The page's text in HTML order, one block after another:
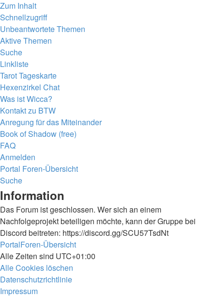
Zum Inhalt
Schnellzugriff
Unbeantwortete Themen
Aktive Themen
Suche
Linkliste
Tarot Tageskarte
Hexenzirkel Chat
Was ist Wicca?
Kontakt zu BTW
Anregung für das Miteinander
Book of Shadow (free)
FAQ
Anmelden
Portal Foren-Übersicht
Suche
Information
Das Forum ist geschlossen. Wer sich an einem
Nachfolgeprojekt beteiligen möchte, kann der Gruppe bei
Discord beitreten: https://discord.gg/SCU57TsdNt
PortalForen-Übersicht
Alle Zeiten sind UTC+01:00
Alle Cookies löschen
Datenschutzrichtlinie
Impressum